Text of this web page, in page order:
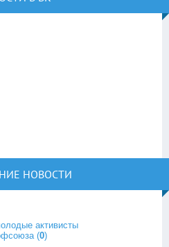
НОВОСТИ
активисты
(0)